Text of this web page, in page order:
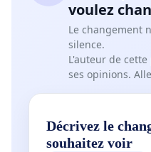
voulez
Le changement
silence.
L'auteur de
ses opinions.
Décrivez le
souhaitez voir